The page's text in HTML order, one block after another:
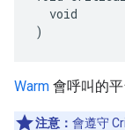
  void
)
Warm 會呼叫的
注意： 會遵守